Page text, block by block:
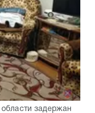
задержан